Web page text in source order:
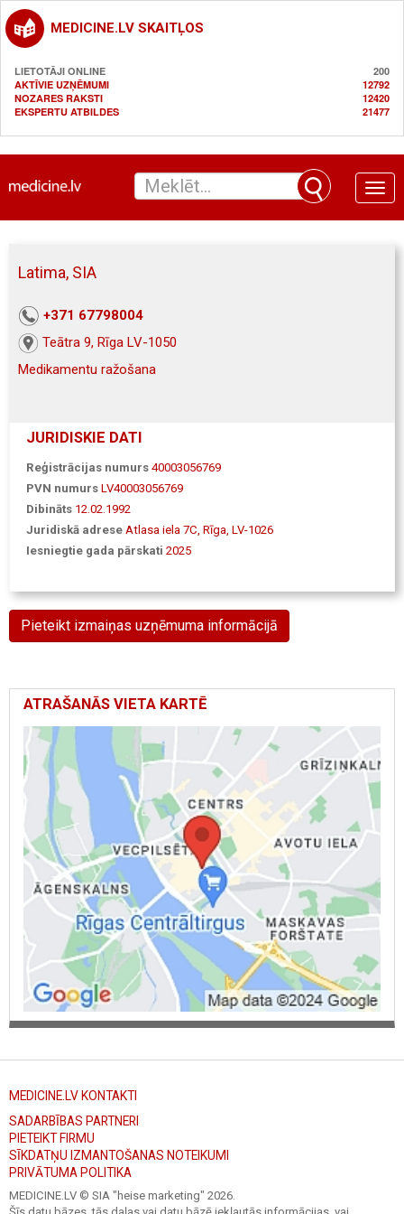
MEDICINE.LV SKAITĻOS
LIETOTĀJI ONLINE
200
AKTĪVIE UZŅĒMUMI
12792
NOZARES RAKSTI
12420
EKSPERTU ATBILDES
21477
Toggle
Latima, SIA
+371 67798004
Teātra 9, Rīga LV-1050
Medikamentu ražošana
JURIDISKIE DATI
Reģistrācijas numurs 40003056769
PVN numurs LV40003056769
Dibināts 12.02.1992
Juridiskā adrese Atlasa iela 7C, Rīga, LV-1026
Iesniegtie gada pārskati 2025
Pieteikt izmaiņas uzņēmuma informācijā
ATRAŠANĀS VIETA KARTĒ
MEDICINE.LV KONTAKTI
SADARBĪBAS PARTNERI
PIETEIKT FIRMU
SĪKDATŅU IZMANTOŠANAS NOTEIKUMI
PRIVĀTUMA POLITIKA
MEDICINE.LV © SIA "heise marketing" 2026.